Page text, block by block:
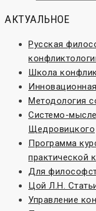
АКТУАЛЬНОЕ
Русская
Школа
Методология
Системо-
Щедровицкого
Программа
практической
Для
Цой Л.Н.
Управление